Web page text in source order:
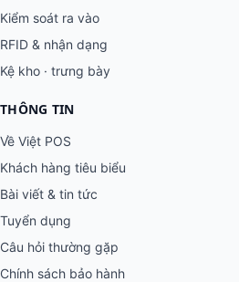
Kiểm soát ra vào
RFID & nhận dạng
Kệ kho · trưng bày
THÔNG TIN
Về Việt POS
Khách hàng tiêu biểu
Bài viết & tin tức
Tuyển dụng
Câu hỏi thường gặp
Chính sách bảo hành